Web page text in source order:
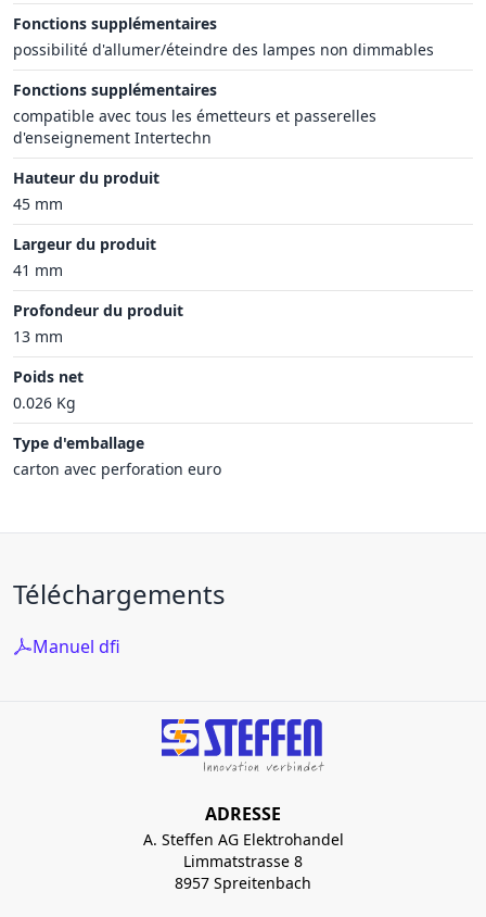
Fonctions supplémentaires
possibilité d'allumer/éteindre des lampes non dimmables
Fonctions supplémentaires
compatible avec tous les émetteurs et passerelles
d'enseignement Intertechn
Hauteur du produit
45 mm
Largeur du produit
41 mm
Profondeur du produit
13 mm
Poids net
0.026 Kg
Type d'emballage
carton avec perforation euro
Téléchargements
Manuel dfi
ADRESSE
A. Steffen AG Elektrohandel
Limmatstrasse 8
8957 Spreitenbach